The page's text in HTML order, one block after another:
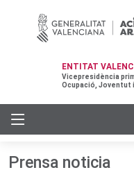
ENTITAT
Vicepresidència
Ocupació, Joventut
Prensa noticia